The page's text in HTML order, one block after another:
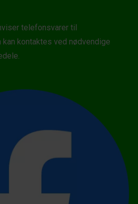
telefonsvarer til
kontaktes ved nødvendige